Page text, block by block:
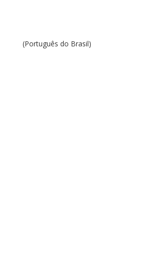
(Português do Brasil)